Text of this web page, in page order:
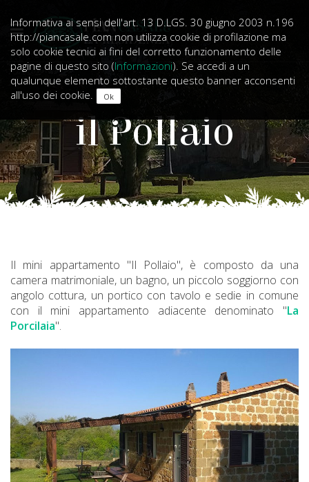
Informativa ai sensi dell'art. 13 D.LGS. 30 giugno 2003 n.196
http://piancasale.com non utilizza cookie di profilazione ma
solo cookie tecnici ai fini del corretto funzionamento delle
pagine di questo sito (Informazioni). Se accedi a un
qualunque elemento sottostante questo banner acconsenti
all'uso dei cookie.
il Pollaio
Il mini appartamento "Il Pollaio", è composto da una
camera matrimoniale, un bagno, un piccolo soggiorno con
angolo cottura, un portico con tavolo e sedie in comune
con il mini appartamento adiacente denominato "La
Porcilaia".